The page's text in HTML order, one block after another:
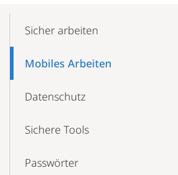
NavigationSicher arbeiten
Mobiles Arbeiten
Datenschutz
Sichere Tools
Passwörter